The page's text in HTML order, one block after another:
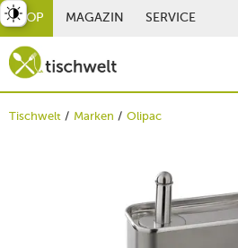
SHOP MAGAZIN SERVICE
Tischwelt Marken Olipac
umschalten